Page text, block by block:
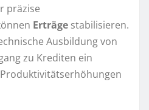
präzise
Erträge stabilisieren.
Ausbildung von
zu Krediten ein